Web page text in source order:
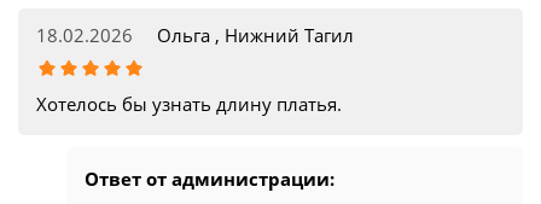
18.02.2026 Ольга , Нижний Тагил
Хотелось бы узнать длину платья.
Ответ от администрации: